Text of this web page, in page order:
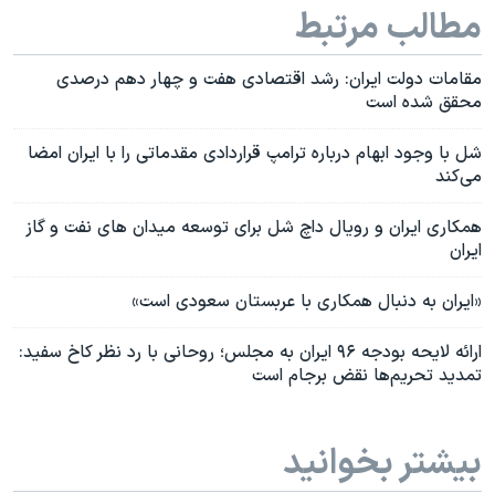
مطالب مرتبط
مقامات دولت ایران: رشد اقتصادی هفت و چهار دهم درصدی
محقق شده است
شل با وجود ابهام درباره ترامپ قراردادی مقدماتی را با ایران امضا
می‌کند
همکاری ایران و رویال داچ شل برای توسعه میدان های نفت و گاز
ایران
«ایران به دنبال همکاری با عربستان سعودی است»
ارائه لایحه بودجه ۹۶ ایران به مجلس؛ روحانی با رد نظر کاخ سفید:
تمدید تحریم‌ها نقض برجام است
بیشتر بخوانید